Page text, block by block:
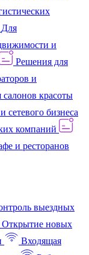
Для
и
Решения для
и
салонов красоты
сетевого бизнеса
компаний
и ресторанов
выездных
Открытие новых
Входящая